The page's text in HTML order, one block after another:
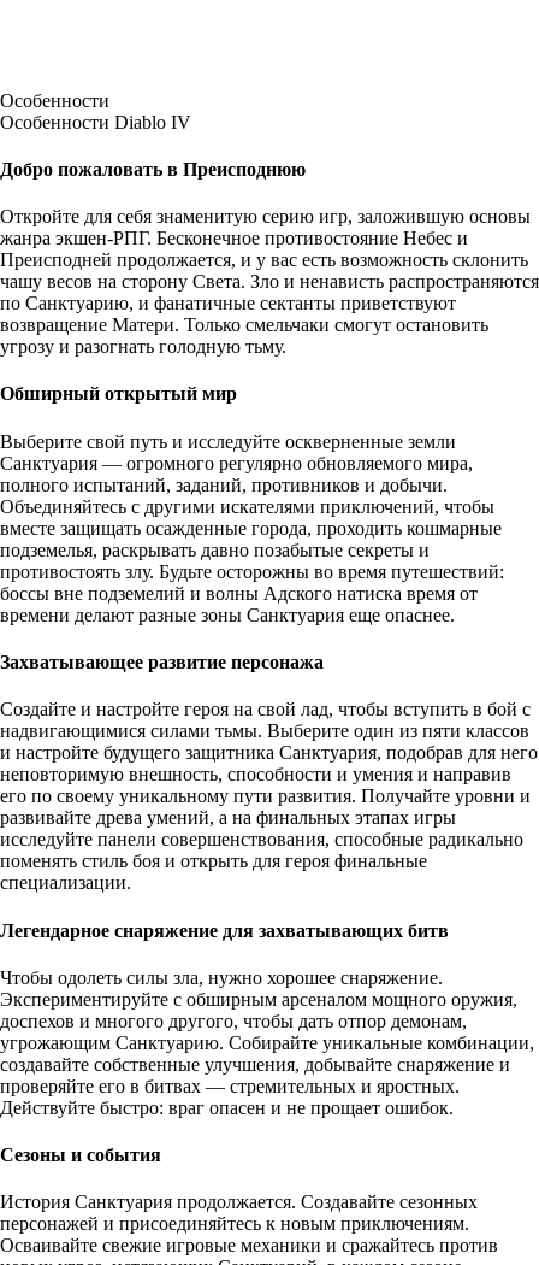
Особенности
Особенности Diablo IV
Добро пожаловать в Преисподнюю
Откройте для себя знаменитую серию игр, заложившую основы
жанра экшен-РПГ. Бесконечное противостояние Небес и
Преисподней продолжается, и у вас есть возможность склонить
чашу весов на сторону Света. Зло и ненависть распространяются
по Санктуарию, и фанатичные сектанты приветствуют
возвращение Матери. Только смельчаки смогут остановить
угрозу и разогнать голодную тьму.
Обширный открытый мир
Выберите свой путь и исследуйте оскверненные земли
Санктуария — огромного регулярно обновляемого мира,
полного испытаний, заданий, противников и добычи.
Объединяйтесь с другими искателями приключений, чтобы
вместе защищать осажденные города, проходить кошмарные
подземелья, раскрывать давно позабытые секреты и
противостоять злу. Будьте осторожны во время путешествий:
боссы вне подземелий и волны Адского натиска время от
времени делают разные зоны Санктуария еще опаснее.
Захватывающее развитие персонажа
Создайте и настройте героя на свой лад, чтобы вступить в бой с
надвигающимися силами тьмы. Выберите один из пяти классов
и настройте будущего защитника Санктуария, подобрав для него
неповторимую внешность, способности и умения и направив
его по своему уникальному пути развития. Получайте уровни и
развивайте древа умений, а на финальных этапах игры
исследуйте панели совершенствования, способные радикально
поменять стиль боя и открыть для героя финальные
специализации.
Легендарное снаряжение для захватывающих битв
Чтобы одолеть силы зла, нужно хорошее снаряжение.
Экспериментируйте с обширным арсеналом мощного оружия,
доспехов и многого другого, чтобы дать отпор демонам,
угрожающим Санктуарию. Собирайте уникальные комбинации,
создавайте собственные улучшения, добывайте снаряжение и
проверяйте его в битвах — стремительных и яростных.
Действуйте быстро: враг опасен и не прощает ошибок.
Сезоны и события
История Санктуария продолжается. Создавайте сезонных
персонажей и присоединяйтесь к новым приключениям.
Осваивайте свежие игровые механики и сражайтесь против